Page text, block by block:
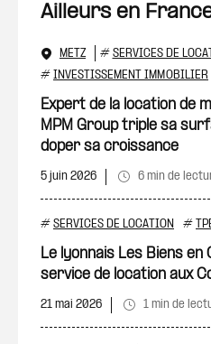
Ailleurs en
METZ # SERVICES DE
# INVESTISSEMENT IMMOBILIER
Expert de la location de
MPM Group triple sa
doper sa croissance
5 juin 2026 6 min de
# SERVICES DE LOCATION #
Le lyonnais Les Biens en
service de location aux
21 mai 2026 1 min de